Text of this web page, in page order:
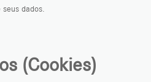
dados.
(Cookies)